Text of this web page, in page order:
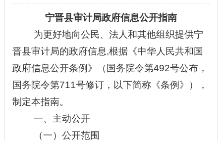
宁晋县审计局政府信息公开指南
为更好地向公民、法人和其他组织提供宁
晋县审计局的政府信息,根据《中华人民共和国
政府信息公开条例》（国务院令第492号公布，
国务院令第711号修订，以下简称《条例》），
制定本指南。
一、 主动公开
（一）公开范围